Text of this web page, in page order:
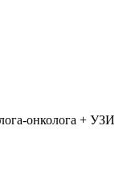
онколога + УЗИ